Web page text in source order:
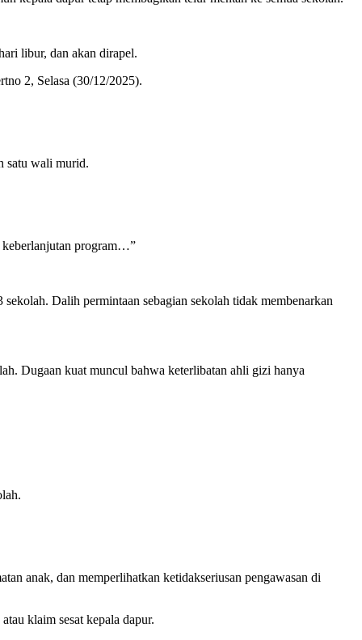
libur, dan akan dirapel.
2, Selasa (30/12/2025).
satu wali murid.
keberlanjutan program…”
Dalih permintaan sebagian sekolah tidak membenarkan
Dugaan kuat muncul bahwa keterlibatan ahli gizi hanya
anak, dan memperlihatkan ketidakseriusan pengawasan di
klaim sesat kepala dapur.